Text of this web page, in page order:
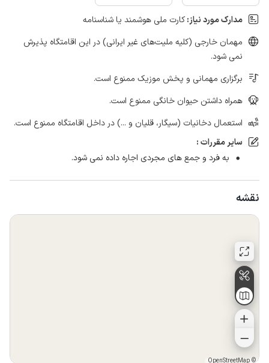
مدارک مورد نیاز:کارت ملی هوشمند یا شناسنامه
مهمان خارجی (کلیه ملیت‌های غیر ایرانی) در این اقامتگاه پذیرش
نمی شود.
برگزاری مهمانی و پخش موزیک ممنوع است.
همراه داشتن حیوان خانگی ممنوع است.
استعمال دخانیات (سیگار، قلیان و ...) در داخل اقامتگاه ممنوع است.
سایر مقررات :
به فرد و جمع های مجردی اجاره داده نمی شود.
نقشه
©
OpenStreetMap